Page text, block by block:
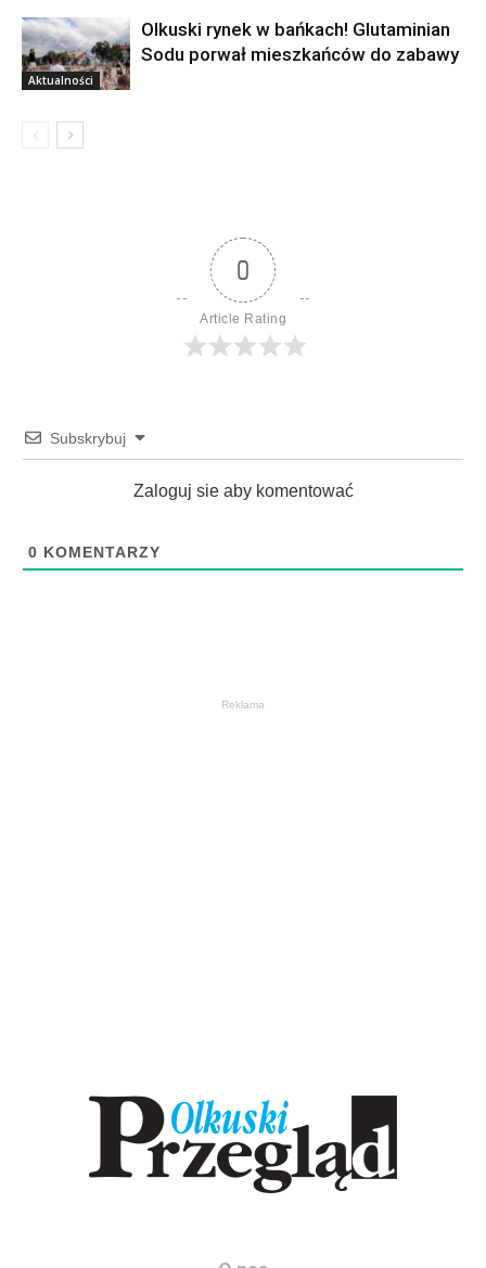
Aktualności
Olkuski rynek w bańkach! Glutaminian
Sodu porwał mieszkańców do zabawy
0
Article Rating
Subskrybuj
Zaloguj sie aby komentować
0 KOMENTARZY
Reklama